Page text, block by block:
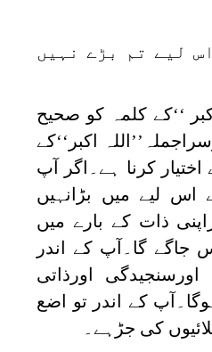
لیے تم بڑے نہیں
‘‘کے کلمہ کو صحیح
اکبر‘‘کے
کرنا ہے۔اگر آپ
اس لیے میں بڑانہیں
ذات کے بارے میں
جاگے گا۔آپ کے اندر
اورذاتی
کے اندر تو اضع
کی جڑہے۔